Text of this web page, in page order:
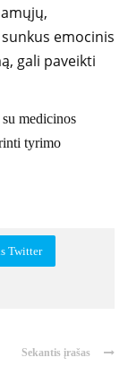
emocinis
gali paveikti
medicinos
tyrimo
Twitter
Sekantis įrašas